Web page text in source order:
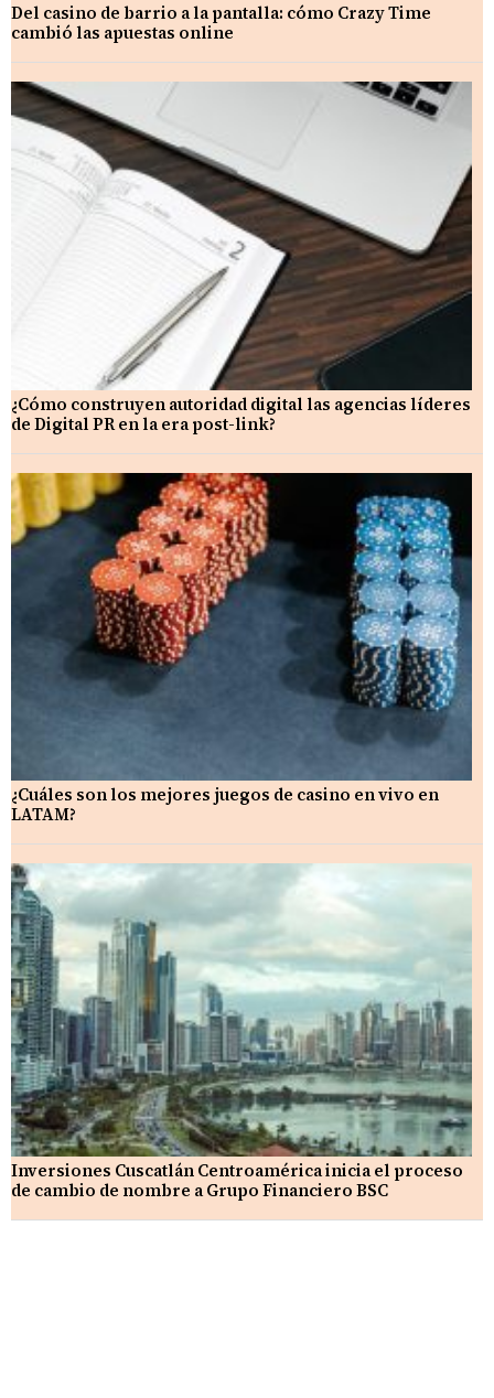
Del casino de barrio a la pantalla: cómo Crazy Time
cambió las apuestas online
¿Cómo construyen autoridad digital las agencias líderes
de Digital PR en la era post-link?
¿Cuáles son los mejores juegos de casino en vivo en
LATAM?
Inversiones Cuscatlán Centroamérica inicia el proceso
de cambio de nombre a Grupo Financiero BSC